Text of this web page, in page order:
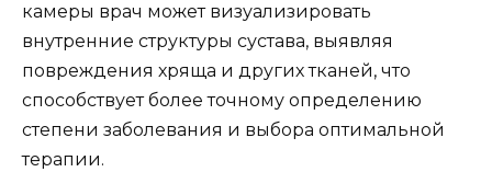
камеры врач может визуализировать
внутренние структуры сустава, выявляя
повреждения хряща и других тканей, что
способствует более точному определению
степени заболевания и выбора оптимальной
терапии.